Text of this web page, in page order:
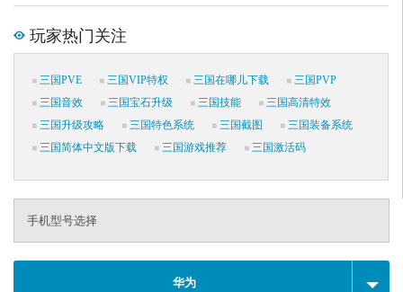
玩家热门关注
三国PVE 三国VIP特权 三国在哪儿下载
三国PVP
三国音效
三国宝石升级 三国技能
三国高清特效
三国升级攻略
三国特色系统 三国截图
三国装备系统
三国简体中文版下载
三国游戏推荐 三国激活码
手机型号选择
华为